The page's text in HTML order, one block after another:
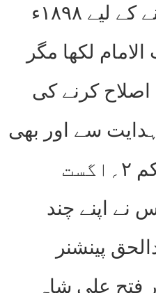
وساوس کو دور کرنے کے لیے ۱۸۹۸ء
لکھا مگر
کرنے کی
سے اور بھی
دور ہو گئے اور الحکم ۲؍اگست
نے اپنے چند
پینشنر
فتح علی شاہ